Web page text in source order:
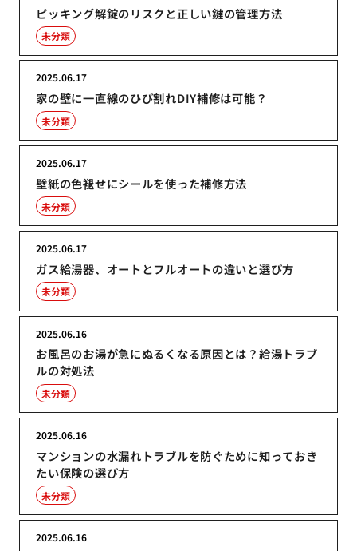
ピッキング解錠のリスクと正しい鍵の管理方法
未分類
家の壁に一直線のひび割れDIY補修は可能？
2025.06.17
未分類
壁紙の色褪せにシールを使った補修方法
2025.06.17
未分類
ガス給湯器、オートとフルオートの違いと選び方
2025.06.17
未分類
お風呂のお湯が急にぬるくなる原因とは？給湯トラブ
ルの対処法
2025.06.16
未分類
マンションの水漏れトラブルを防ぐために知っておき
たい保険の選び方
2025.06.16
未分類
2025.06.16